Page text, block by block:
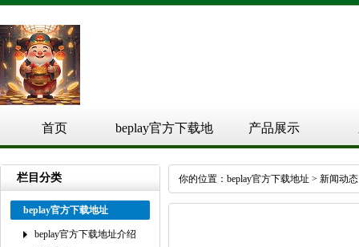
首页 beplay官方下载地
址介绍
产品展示
栏目分类
beplay官方下载地址
beplay官方下载地址介绍
你的位置： beplay官方下载地址 > 新闻动态